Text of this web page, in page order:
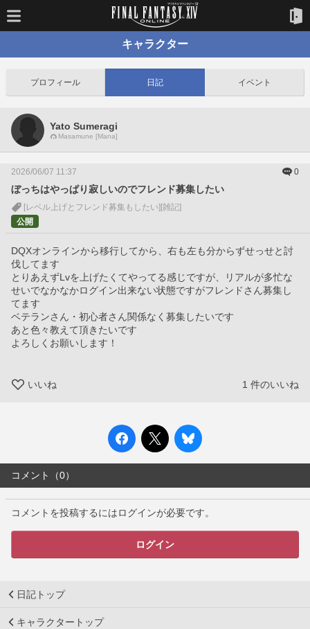
キャラクター
プロフィール 日記 イベント
Yato Sumeragi
Masamune [Mana]
2026/06/07 11:37 0
ぼっちはやっぱり寂しいのでフレンド募集したい
[レベル上げとフレンド募集もしたい] [雑記]
公開
DQXオンラインから移行してから、右も左も分からずせっせと討
伐してます
とりあえずLvを上げたくてやってる感じですが、リアルが多忙な
せいでなかなかログイン出来ない状態ですがフレンドさん募集し
てます
ベテランさん・初心者さん関係なく募集したいです
あと色々教えて頂きたいです
よろしくお願いします！
いいね 1 件のいいね
コメント（0）
コメントを投稿するにはログインが必要です。
ログイン
日記トップ
キャラクタートップ